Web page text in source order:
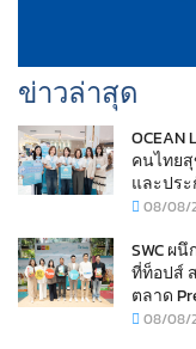
ข่าวล่าสุด
คนไทย
และประ
08/08/
SWC ผ
ที่ท็อปส์
ตลาด
08/08/